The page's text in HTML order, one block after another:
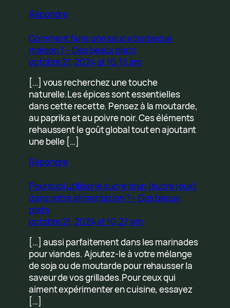
Répondre
Comment faire une sauce barbecue
maison ? – Des beaux plats
octobre 21, 2024 at 10:15 am
[…] vous recherchez une touche
naturelle.Les épices sont essentielles
dans cette recette. Pensez à la moutarde,
au paprika et au poivre noir. Ces éléments
rehaussent le goût global tout en ajoutant
une belle […]
Répondre
Pourquoi utiliser le sucre brun (sucre roux)
dans votre alimentation ? – Des beaux
plats
octobre 21, 2024 at 10:27 am
[…] aussi parfaitement dans les marinades
pour viandes. Ajoutez-le à votre mélange
de soja ou de moutarde pour rehausser la
saveur de vos grillades.Pour ceux qui
aiment expérimenter en cuisine, essayez
[…]